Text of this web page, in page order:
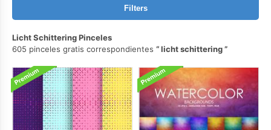
Filters
Licht Schittering Pinceles
605 pinceles gratis correspondientes
licht schittering